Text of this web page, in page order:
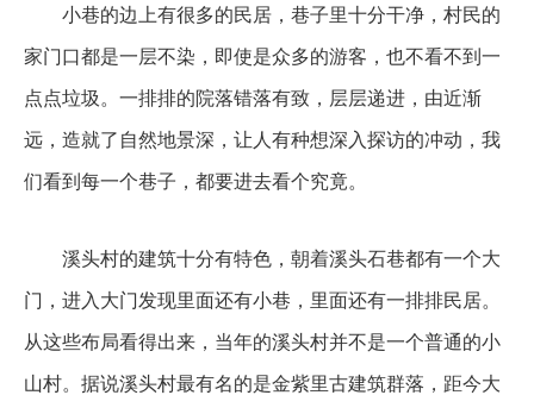
小巷的边上有很多的民居，巷子里十分干净，村民的
家门口都是一层不染，即使是众多的游客，也不看不到一
点点垃圾。一排排的院落错落有致，层层递进，由近渐
远，造就了自然地景深，让人有种想深入探访的冲动，我
们看到每一个巷子，都要进去看个究竟。
溪头村的建筑十分有特色，朝着溪头石巷都有一个大
门，进入大门发现里面还有小巷，里面还有一排排民居。
从这些布局看得出来，当年的溪头村并不是一个普通的小
山村。据说溪头村最有名的是金紫里古建筑群落，距今大